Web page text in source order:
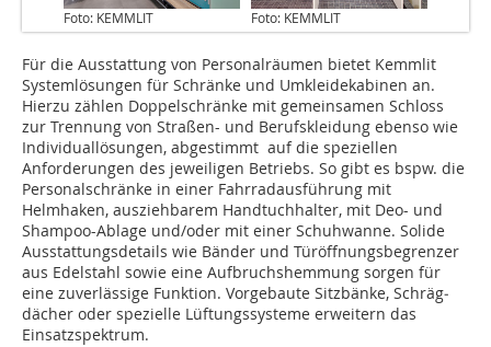
Foto: KEMMLIT Foto: KEMMLIT
Für die Ausstattung von Personalräumen bietet Kemmlit
Systemlösungen für Schränke und Umkleidekabinen an.
Hierzu zählen Doppelschränke mit gemeinsamen Schloss
zur Trennung von Straßen- und Berufskleidung ebenso wie
Individuallösungen, abgestimmt auf die speziellen
Anforderungen des jeweiligen Betriebs. So gibt es bspw. die
Personalschränke in einer Fahrradausführung mit
Helmhaken, ausziehbarem Handtuchhalter, mit Deo- und
Shampoo-Ablage und/oder mit einer Schuhwanne. Solide
Aus­stattungsdetails wie Bänder und Türöffnungsbegrenzer
aus Edelstahl sowie eine Aufbruchshemmung sorgen für
eine zuverlässige Funktion. Vorgebaute Sitzbänke, Schräg­
dächer oder spezielle Lüftungssysteme erweitern das
Einsatzspektrum.